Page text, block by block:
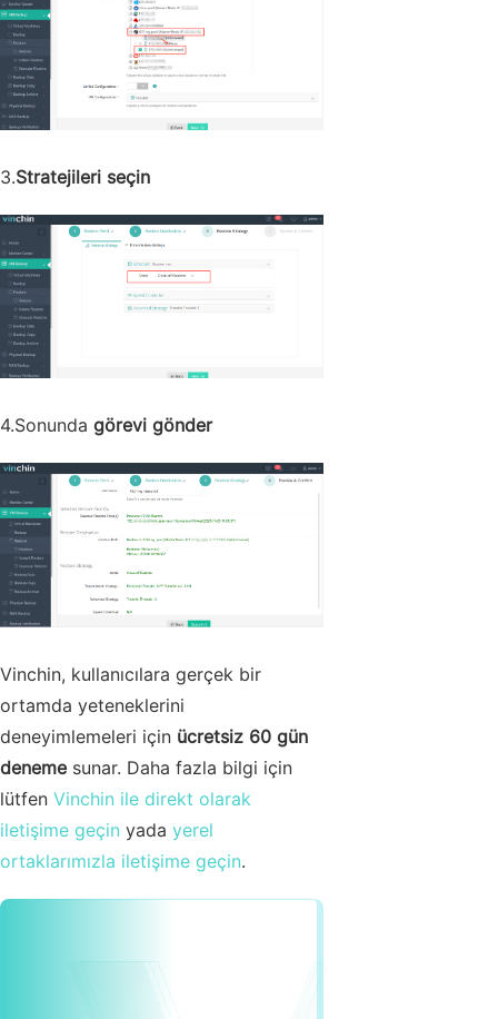
3.Stratejileri seçin
4.Sonunda görevi gönder
Vinchin, kullanıcılara gerçek bir
ortamda yeteneklerini
deneyimlemeleri için ücretsiz 60 gün
denemesunar. Daha fazla bilgi için
lütfen Vinchin ile direkt olarak
iletişime geçin yada yerel
ortaklarımızla iletişime geçin.